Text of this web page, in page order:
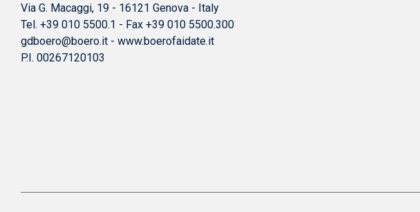
Via G. Macaggi, 19 - 16121 Genova - Italy
Tel. +39 010 5500.1 - Fax +39 010 5500.300
gdboero@boero.it - www.boerofaidate.it
P.I. 00267120103